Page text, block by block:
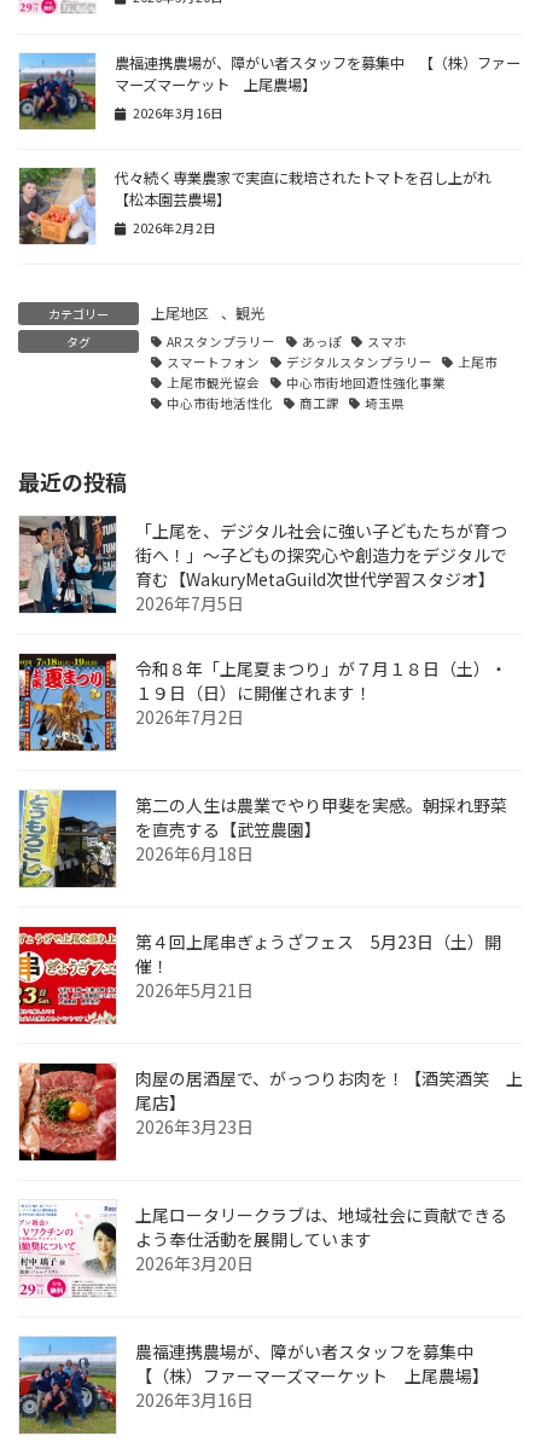
農福連携農場が、障がい者スタッフを募集中 【（株）ファー
マーズマーケット 上尾農場】
2026年3月16日
代々続く専業農家で実直に栽培されたトマトを召し上がれ
【松本園芸農場】
2026年2月2日
カテゴリー 上尾地区 、 観光
タグ ARスタンプラリー あっぽ
スマホ
スマートフォン
デジタルスタンプラリー
上尾市
上尾市観光協会
中心市街地回遊性強化事業
中心市街地活性化
商工課 埼玉県
最近の投稿
「上尾を、デジタル社会に強い子どもたちが育つ
街へ！」〜子どもの探究心や創造力をデジタルで
育む【WakuryMetaGuild次世代学習スタジオ】
2026年7月5日
令和８年「上尾夏まつり」が７月１８日（土）・
１９日（日）に開催されます！
2026年7月2日
第二の人生は農業でやり甲斐を実感。朝採れ野菜
を直売する【武笠農園】
2026年6月18日
第４回上尾串ぎょうざフェス 5月23日（土）開
催！
2026年5月21日
肉屋の居酒屋で、がっつりお肉を！【酒笑酒笑 上
尾店】
2026年3月23日
上尾ロータリークラブは、地域社会に貢献できる
よう奉仕活動を展開しています
2026年3月20日
農福連携農場が、障がい者スタッフを募集中
【（株）ファーマーズマーケット 上尾農場】
2026年3月16日